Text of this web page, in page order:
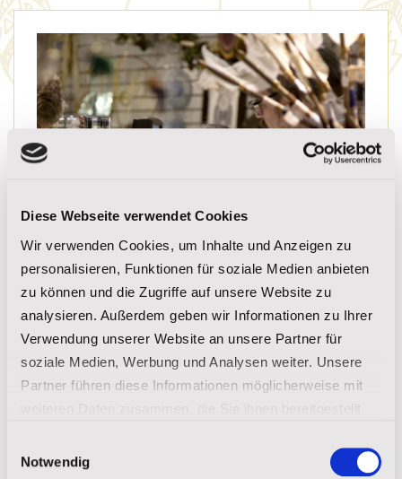
Diese Webseite verwendet Cookies
Wir verwenden Cookies, um Inhalte und Anzeigen zu
personalisieren, Funktionen für soziale Medien anbieten
zu können und die Zugriffe auf unsere Website zu
analysieren. Außerdem geben wir Informationen zu Ihrer
Verwendung unserer Website an unsere Partner für
soziale Medien, Werbung und Analysen weiter. Unsere
Partner führen diese Informationen möglicherweise mit
gesammelt haben.
Notwendig
Akta Lakota Museum
Mehr lesen